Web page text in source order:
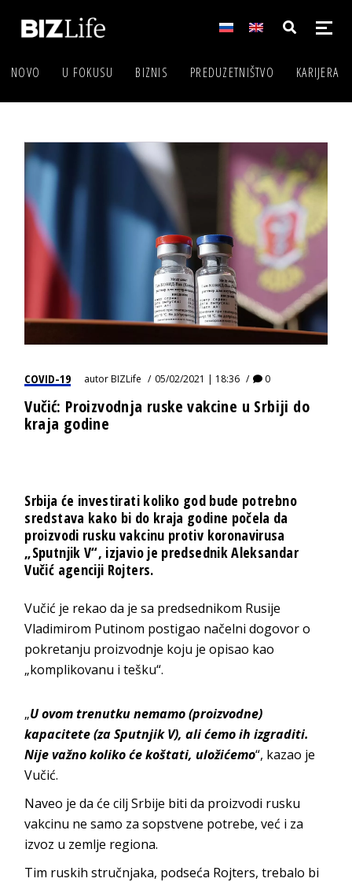
NOVO U FOKUSU BIZNIS PREDUZETNIŠTVO KARIJERA
COVID-19 autorBIZLife 05/02/2021 | 18:36 0
Vučić: Proizvodnja ruske vakcine u Srbiji do
kraja godine
Srbija će investirati koliko god bude potrebno
sredstava kako bi do kraja godine počela da
proizvodi rusku vakcinu protiv koronavirusa
„Sputnjik V“, izjavio je predsednik Aleksandar
Vučić agenciji Rojters.
Vučić je rekao da je sa predsednikom Rusije
Vladimirom Putinom postigao načelni dogovor o
pokretanju proizvodnje koju je opisao kao
„komplikovanu i tešku“.
„U ovom trenutku nemamo (proizvodne)
kapacitete (za Sputnjik V), ali ćemo ih izgraditi.
Nije važno koliko će koštati, uložićemo“, kazao je
Vučić.
Naveo je da će cilj Srbije biti da proizvodi rusku
vakcinu ne samo za sopstvene potrebe, već i za
izvoz u zemlje regiona.
Tim ruskih stručnjaka, podseća Rojters, trebalo bi